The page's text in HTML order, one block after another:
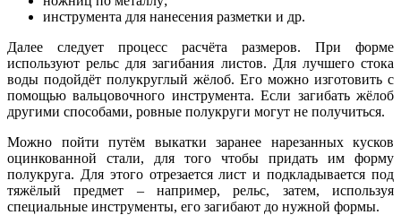
инструмента для нанесения разметки и др.
Далее следует процесс расчёта размеров. При форме
используют рельс для загибания листов. Для лучшего стока
воды подойдёт полукруглый жёлоб. Его можно изготовить с
помощью вальцовочного инструмента. Если загибать жёлоб
другими способами, ровные полукруги могут не получиться.
Можно пойти путём выкатки заранее нарезанных кусков
оцинкованной стали, для того чтобы придать им форму
полукруга. Для этого отрезается лист и подкладывается под
тяжёлый предмет – например, рельс, затем, используя
специальные инструменты, его загибают до нужной формы.